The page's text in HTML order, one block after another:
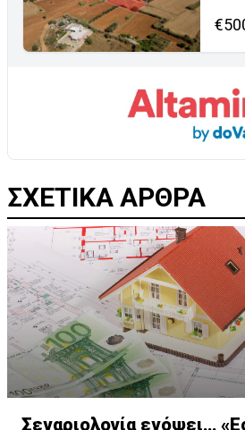
ΣΧΕΤΙΚΑ ΑΡΘΡΑ
Σεναριολογία ενόψει…